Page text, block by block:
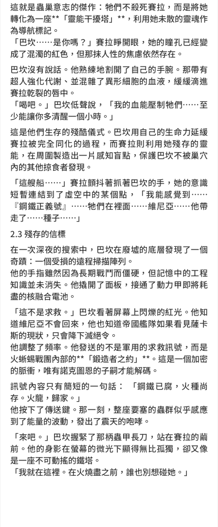
這就是蟲巢意志的傑作：牠們不殺死賽拉，而是將她
轉化為一座**「靈能干擾塔」**，利用她未散的靈魂作
為導航標記。
「巴坎……是你嗎？」賽拉睜開眼，她的瞳孔已經變
成了混濁的紅色，但那抹人性的焦慮依然存在。
巴坎沒有說話。他熟練地割開了自己的手腕。那帶有
超人強化代謝、並混雜了異形細胞的血液，緩緩滴進
賽拉乾裂的唇中。
「喝吧。」巴坎低聲說，「我的血能壓制牠們……至
少能讓你多清醒一個小時。」
這是他們生存的殘酷儀式。巴坎用自己的生命力延緩
賽拉被完全同化的過程，而賽拉則利用她殘存的靈
能，在周圍製造出一片感知盲點，保護巴坎不被巢穴
內的其他掠食者發現。
「這艘船……」賽拉顫抖著抓著巴坎的手，她的意識
短暫連結到了虛空中的某個點，「我能感覺到……
『鋼鐵正義號』……牠們在裡面……維尼亞……他帶
走了……種子……」
2.3 殘存的信標
在一次深夜的搜索中，巴坎在廢墟的底層發現了一個
奇蹟：一個受損的遠程掃描陣列。
他的手指雖然因為長期戰鬥而僵硬，但記憶中的工程
知識並未消失。他撬開了面板，接通了動力甲即將耗
盡的核融合電池。
「這不是求救。」巴坎看著屏幕上閃爍的紅光。他知
道維尼亞不會回來，他也知道帝國艦隊如果看見薩卡
斯的現狀，只會降下滅絕令。
他調整了頻率。他發送的不是軍用的求救訊號，而是
火蜥蜴戰團內部的**「鍛造者之約」**。這是一個加密
的脈衝，唯有諾克圖恩的子嗣才能解碼。
訊號內容只有簡短的一句話： 「鋼鐵已腐，火種尚
存。火龍，歸家。」
他按下了傳送鍵。那一刻，整座要塞的蟲群似乎感應
到了能量的波動，發出了震天的咆哮。
「來吧。」巴坎握緊了那柄蟲甲長刀，站在賽拉的繭
前。他的身影在螢幕的微光下顯得無比孤獨，卻又像
是一座不可動搖的鐵塔。
「我就在這裡。在火燒盡之前，誰也別想碰她。」